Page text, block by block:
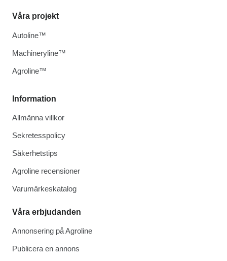
Information
Allmänna villkor
Sekretesspolicy
Säkerhetstips
Agroline recensioner
Varumärkeskatalog
Våra erbjudanden
Annonsering på Agroline
Publicera en annons
Våra projekt
Autoline™
Machineryline™
Agroline™